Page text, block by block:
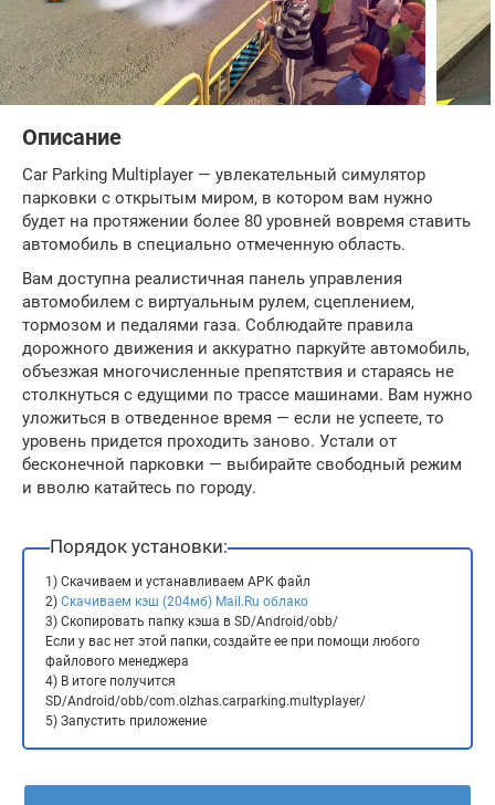
Описание
Car Parking Multiplayer — увлекательный симулятор
парковки с открытым миром, в котором вам нужно
будет на протяжении более 80 уровней вовремя ставить
автомобиль в специально отмеченную область.
Вам доступна реалистичная панель управления
автомобилем с виртуальным рулем, сцеплением,
тормозом и педалями газа. Соблюдайте правила
дорожного движения и аккуратно паркуйте автомобиль,
объезжая многочисленные препятствия и стараясь не
столкнуться с едущими по трассе машинами. Вам нужно
уложиться в отведенное время — если не успеете, то
уровень придется проходить заново. Устали от
бесконечной парковки — выбирайте свободный режим
и вволю катайтесь по городу.
Порядок установки:
1) Скачиваем и устанавливаем APK файл
2) Скачиваем кэш (204мб) Mail.Ru облако
3) Скопировать папку кэша в SD/Android/obb/
Если у вас нет этой папки, создайте ее при помощи любого
файлового менеджера
4) В итоге получится
SD/Android/obb/com.olzhas.carparking.multyplayer/
5) Запустить приложение